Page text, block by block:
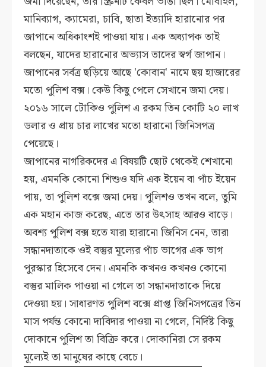
মানিব্যাগ, ক্যামেরা, চাবি, ছাতা ইত্যাদি হারানোর পর
জাপানে অধিকাংশই পাওয়া যায়। এক অধ্যাপক তাই
বলছেন, যাদের হারানোর অভ্যাস তাদের স্বর্গ জাপান।
জাপানের সর্বত্র ছড়িয়ে আছে 'কোবান' নামে ছয় হাজারের
মতো পুলিশ বক্স। কেউ কিছু পেলে সেখানে জমা দেয়।
২০১৬ সালে টোকিও পুলিশ এ রকম তিন কোটি ২০ লাখ
ডলার ও প্রায় চার লাখের মতো হারানো জিনিসপত্র
পেয়েছে।
জাপানের নাগরিকদের এ বিষয়টি ছোট থেকেই শেখানো
হয়, এমনকি কোনো শিশুও যদি এক ইয়েন বা পাঁচ ইয়েন
পায়, তা পুলিশ বক্সে জমা দেয়। পুলিশও তখন বলে, তুমি
এক মহান কাজ করেছ, এতে তার উৎসাহ আরও বাড়ে।
অবশ্য পুলিশ বক্স হতে যারা হারানো জিনিস নেন, তারা
সন্ধানদাতাকে ওই বস্তুর মূল্যের পাঁচ ভাগের এক ভাগ
পুরস্কার হিসেবে দেন। এমনকি কখনও কখনও কোনো
বস্তুর মালিক পাওয়া না গেলে তা সন্ধানদাতাকে দিয়ে
দেওয়া হয়। সাধারণত পুলিশ বক্সে প্রাপ্ত জিনিসপত্রের তিন
মাস পর্যন্ত কোনো দাবিদার পাওয়া না গেলে, নির্দিষ্ট কিছু
দোকানে পুলিশ তা বিক্রি করে। দোকানিরা সে রকম
মূল্যেই তা মানুষের কাছে বেচে।